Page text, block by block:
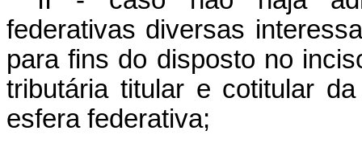
federativas diversas
para fins do disposto no
tributária titular e cotitular
esfera federativa;